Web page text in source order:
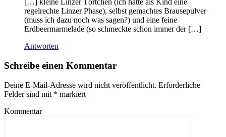
[…] kleine Linzer Törtchen (ich hatte als Kind eine
regelrechte Linzer Phase), selbst gemachtes Brausepulver
(muss ich dazu noch was sagen?) und eine feine
Erdbeermarmelade (so schmeckte schon immer der […]
Antworten
Schreibe einen Kommentar
Deine E-Mail-Adresse wird nicht veröffentlicht. Erforderliche
Felder sind mit * markiert
Kommentar